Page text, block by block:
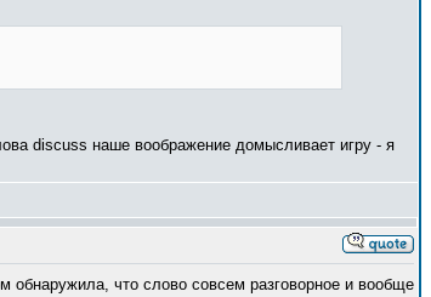
discuss наше воображение домысливает игру - я
обнаружила, что слово совсем разговорное и вообще